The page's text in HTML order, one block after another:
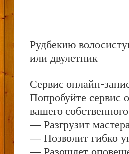
Рудбекию
или двулетник
Сервис онлайн-
Попробуйте сервис
вашего
— Разгрузит
— Позволит гибко
— Разошлет